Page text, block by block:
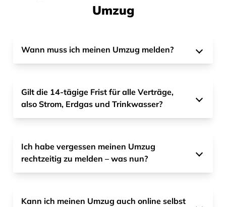
Umzug
Wann muss ich meinen Umzug melden?
Gilt die 14-tägige Frist für alle Verträge,
also Strom, Erdgas und Trinkwasser?
Ich habe vergessen meinen Umzug
rechtzeitig zu melden – was nun?
Kann ich meinen Umzug auch online selbst